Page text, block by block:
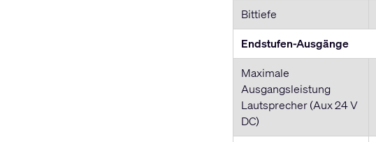
Bittiefe
Endstufen-Ausgänge
Maximale
Ausgangsleistung
Lautsprecher (Aux 24 V
DC)